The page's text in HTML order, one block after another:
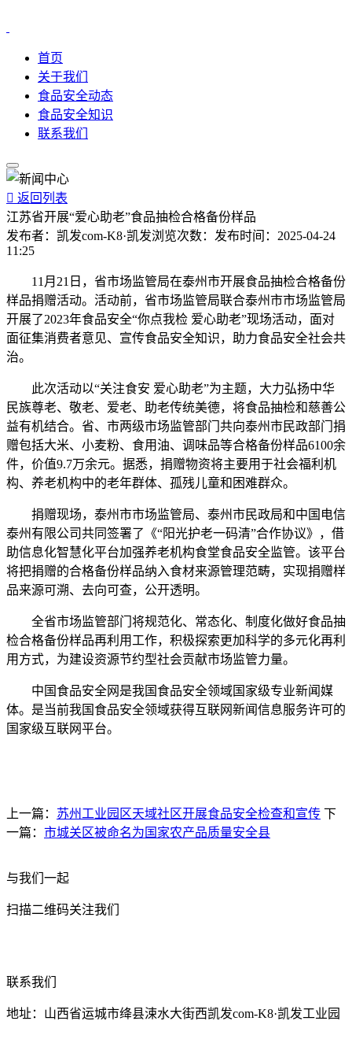
首页
关于我们
食品安全动态
食品安全知识
联系我们
 返回列表
江苏省开展“爱心助老”食品抽检合格备份样品
发布者： 凯发com-K8·凯发浏览次数： 发布时间： 2025-04-24
11:25
11月21日，省市场监管局在泰州市开展食品抽检合格备份
样品捐赠活动。活动前，省市场监管局联合泰州市市场监管局
开展了2023年食品安全“你点我检 爱心助老”现场活动，面对
面征集消费者意见、宣传食品安全知识，助力食品安全社会共
治。
此次活动以“关注食安 爱心助老”为主题，大力弘扬中华
民族尊老、敬老、爱老、助老传统美德，将食品抽检和慈善公
益有机结合。省、市两级市场监管部门共向泰州市民政部门捐
赠包括大米、小麦粉、食用油、调味品等合格备份样品6100余
件，价值9.7万余元。据悉，捐赠物资将主要用于社会福利机
构、养老机构中的老年群体、孤残儿童和困难群众。
捐赠现场，泰州市市场监管局、泰州市民政局和中国电信
泰州有限公司共同签署了《“阳光护老一码清”合作协议》，借
助信息化智慧化平台加强养老机构食堂食品安全监管。该平台
将把捐赠的合格备份样品纳入食材来源管理范畴，实现捐赠样
品来源可溯、去向可查，公开透明。
全省市场监管部门将规范化、常态化、制度化做好食品抽
检合格备份样品再利用工作，积极探索更加科学的多元化再利
用方式，为建设资源节约型社会贡献市场监管力量。
中国食品安全网是我国食品安全领域国家级专业新闻媒
体。是当前我国食品安全领域获得互联网新闻信息服务许可的
国家级互联网平台。
上一篇： 苏州工业园区天域社区开展食品安全检查和宣传 下
一篇： 市城关区被命名为国家农产品质量安全县
与我们一起
扫描二维码关注我们
联系我们
地址：山西省运城市绛县涑水大街西凯发com-K8·凯发工业园